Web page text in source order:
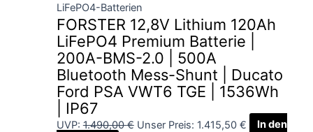
LiFePO4-Batterien
FORSTER 12,8V Lithium 120Ah
LiFePO4 Premium Batterie |
200A-BMS-2.0 | 500A
Bluetooth Mess-Shunt | Ducato
Ford PSA VWT6 TGE | 1536Wh
| IP67
UVP: 1.490,00€ Unser Preis: 1.415,50 €
In den